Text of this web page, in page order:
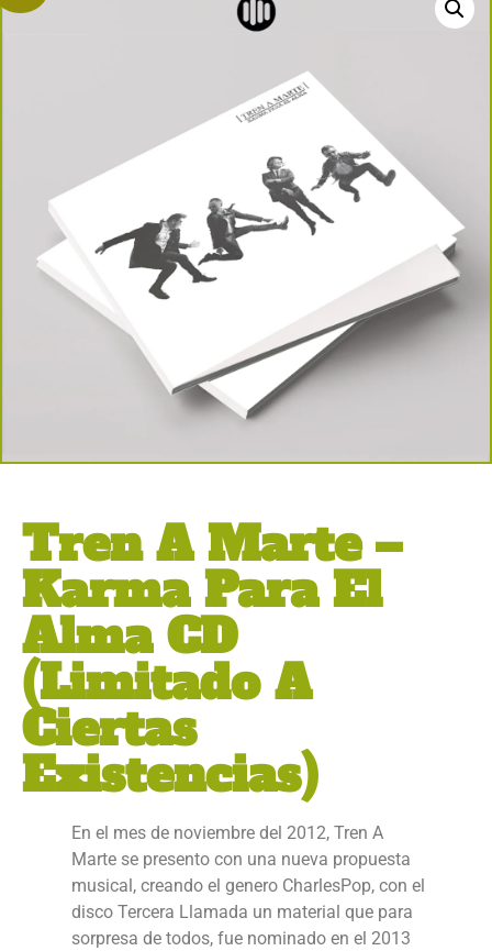
Tren A Marte –
Karma Para El
Alma CD
(Limitado A
Ciertas
Existencias)
En el mes de noviembre del 2012, Tren A
Marte se presento con una nueva propuesta
musical, creando el genero CharlesPop, con el
disco Tercera Llamada un material que para
sorpresa de todos, fue nominado en el 2013